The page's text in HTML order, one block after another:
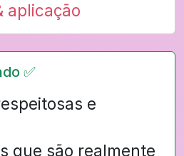
aplicação
✅
e
que são realmente